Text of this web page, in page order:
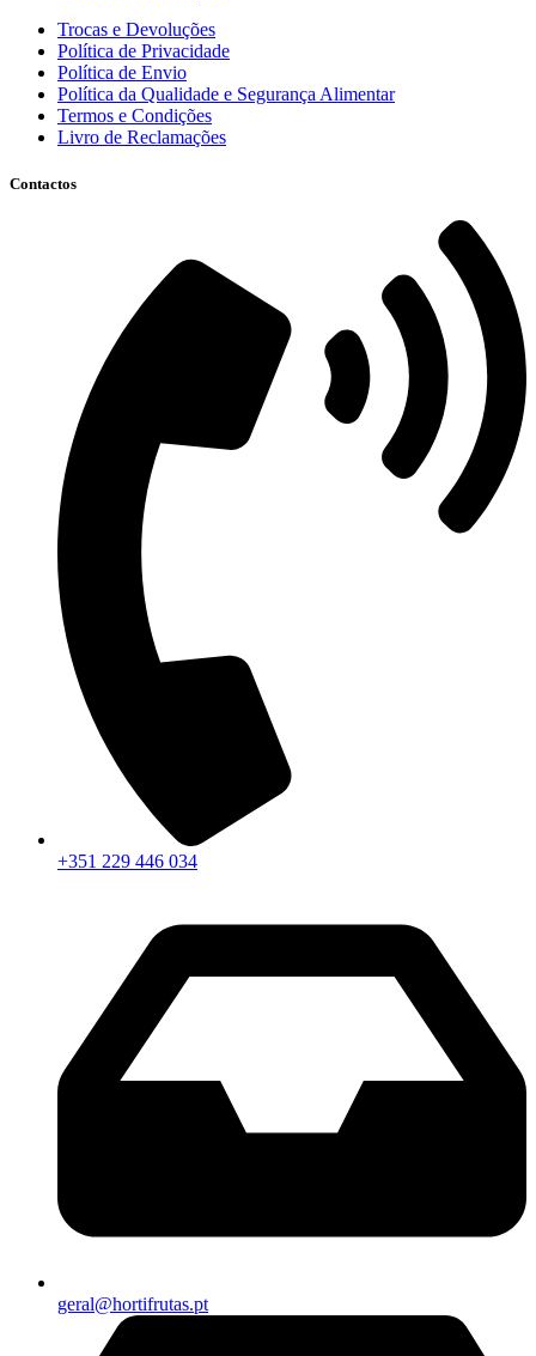
Trocas e Devoluções
Política de Privacidade
Política de Envio
Política da Qualidade e Segurança Alimentar
Termos e Condições
Livro de Reclamações
Contactos
+351 229 446 034
geral@hortifrutas.pt